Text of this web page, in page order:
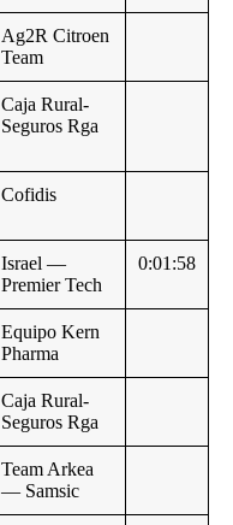
Ag2R Citroen
Team
Caja Rural-
Seguros Rga
Cofidis
Israel —
Premier Tech
0:01:58
Equipo Kern
Pharma
Caja Rural-
Seguros Rga
Team Arkea
— Samsic